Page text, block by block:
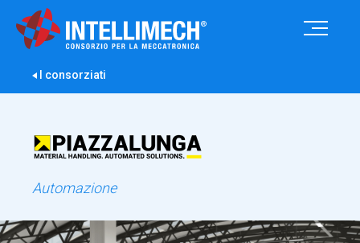
I consorziati
Automazione